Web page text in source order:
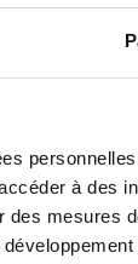
à des
mesures